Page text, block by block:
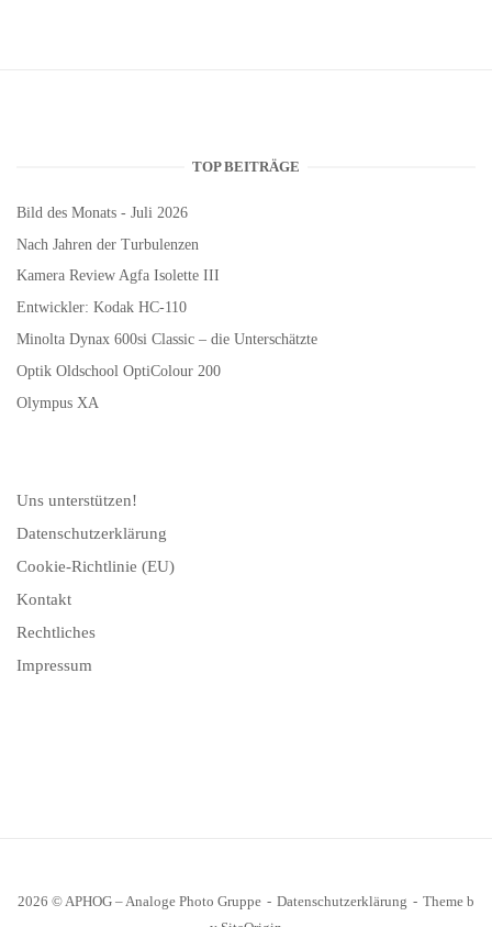
TOP BEITRÄGE
Bild des Monats - Juli 2026
Nach Jahren der Turbulenzen
Kamera Review Agfa Isolette III
Entwickler: Kodak HC-110
Minolta Dynax 600si Classic – die Unterschätzte
Optik Oldschool OptiColour 200
Olympus XA
Uns unterstützen!
Datenschutzerklärung
Cookie-Richtlinie (EU)
Kontakt
Rechtliches
Impressum
2026 © APHOG – Analoge Photo Gruppe Datenschutzerklärung
Theme b